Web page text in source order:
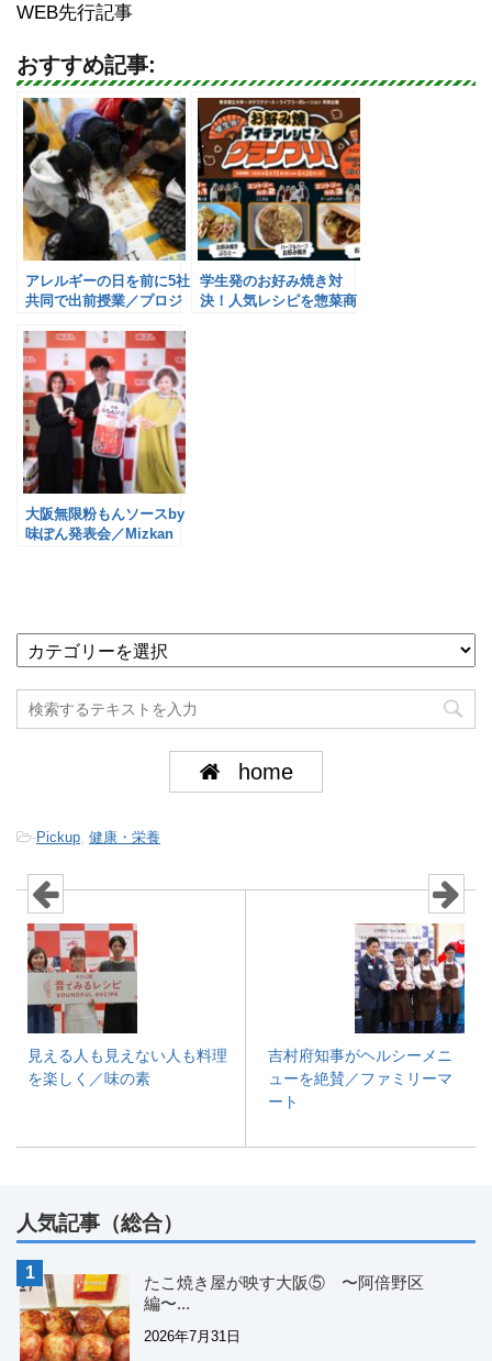
WEB先行記事
おすすめ記事:
アレルギーの日を前に5社
共同で出前授業／プロジ
学生発のお好み焼き対
決！人気レシピを惣菜商
大阪無限粉もんソースby
味ぽん発表会／Mizkan
home
-Pickup 健康・栄養
見える人も見えない人も料理
を楽しく／味の素
吉村府知事がヘルシーメニ
ューを絶賛／ファミリーマ
ート
人気記事（総合）
たこ焼き屋が映す大阪⑤ 〜阿倍野区
編〜...
2026年7月31日